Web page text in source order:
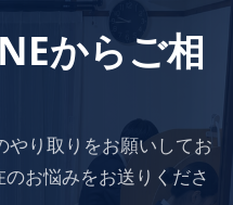
からご相
やり取りをお願いしてお
お悩みをお送りくださ